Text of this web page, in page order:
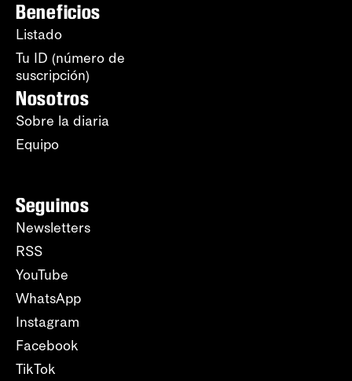
Beneficios
Listado
Tu ID (número de
suscripción)
Nosotros
Sobre la diaria
Equipo
Seguinos
Newsletters
RSS
YouTube
WhatsApp
Instagram
Facebook
TikTok